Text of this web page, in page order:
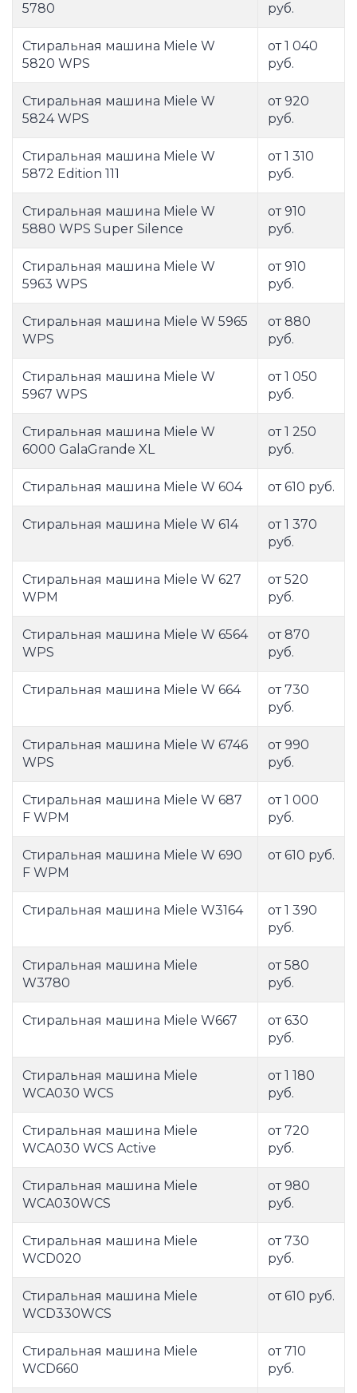
5780
руб.
Стиральная машина Miele W
5820 WPS
от 1 040
руб.
Стиральная машина Miele W
5824 WPS
от 920
руб.
Стиральная машина Miele W
5872 Edition 111
от 1 310
руб.
Стиральная машина Miele W
5880 WPS Super Silence
от 910
руб.
Стиральная машина Miele W
5963 WPS
от 910
руб.
Стиральная машина Miele W 5965
WPS
от 880
руб.
Стиральная машина Miele W
5967 WPS
от 1 050
руб.
Стиральная машина Miele W
6000 GalaGrande XL
от 1 250
руб.
Стиральная машина Miele W 604 от 610 руб.
Стиральная машина Miele W 614
от 1 370
руб.
Стиральная машина Miele W 627
WPM
от 520
руб.
Стиральная машина Miele W 6564
WPS
от 870
руб.
Стиральная машина Miele W 664
от 730
руб.
Стиральная машина Miele W 6746
WPS
от 990
руб.
Стиральная машина Miele W 687
F WPM
от 1 000
руб.
Стиральная машина Miele W 690
F WPM
от 610 руб.
Стиральная машина Miele W3164
от 1 390
руб.
Стиральная машина Miele
W3780
от 580
руб.
Стиральная машина Miele W667
от 630
руб.
Стиральная машина Miele
WCA030 WCS
от 1 180
руб.
Стиральная машина Miele
WCA030 WCS Active
от 720
руб.
Стиральная машина Miele
WCA030WCS
от 980
руб.
Стиральная машина Miele
WCD020
от 730
руб.
Стиральная машина Miele
WCD330WCS
от 610 руб.
Стиральная машина Miele
WCD660
от 710
руб.